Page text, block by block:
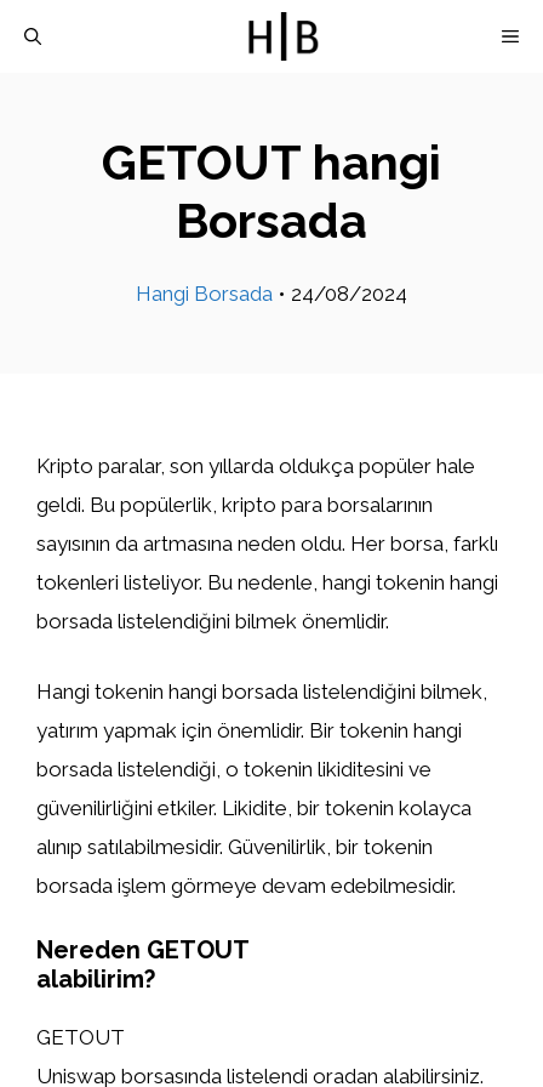
GETOUT hangi
Borsada
Hangi Borsada • 24/08/2024
Kripto paralar, son yıllarda oldukça popüler hale
geldi. Bu popülerlik, kripto para borsalarının
sayısının da artmasına neden oldu. Her borsa, farklı
tokenleri listeliyor. Bu nedenle, hangi tokenin hangi
borsada listelendiğini bilmek önemlidir.
Hangi tokenin hangi borsada listelendiğini bilmek,
yatırım yapmak için önemlidir. Bir tokenin hangi
borsada listelendiği, o tokenin likiditesini ve
güvenilirliğini etkiler. Likidite, bir tokenin kolayca
alınıp satılabilmesidir. Güvenilirlik, bir tokenin
borsada işlem görmeye devam edebilmesidir.
Nereden GETOUT
alabilirim?
GETOUT
Uniswap borsasında listelendi oradan alabilirsiniz.